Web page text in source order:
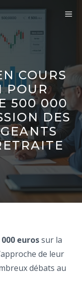
COURS
POUR
500 000
DES
000 eurossur la
de leur
débats au